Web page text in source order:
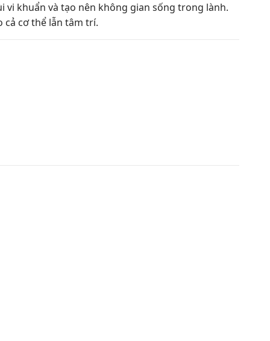
khuẩn và tạo nên không gian sống trong lành.
cả cơ thể lẫn tâm trí.